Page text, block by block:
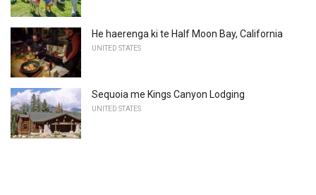
He haerenga ki te Half Moon Bay, California
UNITED STATES
Sequoia me Kings Canyon Lodging
UNITED STATES